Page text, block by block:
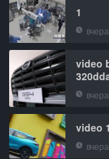
1
вчера
video
вчера
video
вчера